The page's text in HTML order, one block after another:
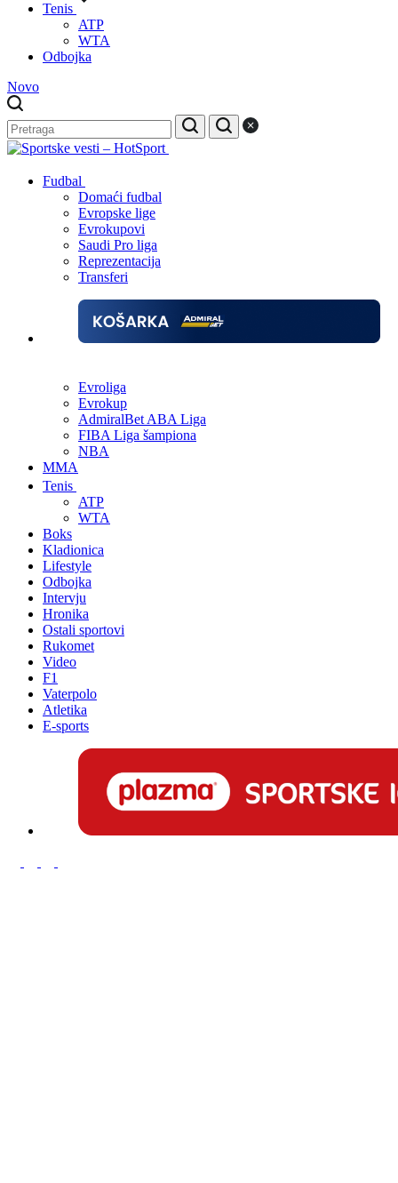
Tenis
ATP
WTA
Odbojka
Novo
Fudbal
Domaći fudbal
Evropske lige
Evrokupovi
Saudi Pro liga
Reprezentacija
Transferi
Evroliga
Evrokup
AdmiralBet ABA Liga
FIBA Liga šampiona
NBA
MMA
Tenis
ATP
WTA
Boks
Kladionica
Lifestyle
Odbojka
Intervju
Hronika
Ostali sportovi
Rukomet
Video
F1
Vaterpolo
Atletika
E-sports